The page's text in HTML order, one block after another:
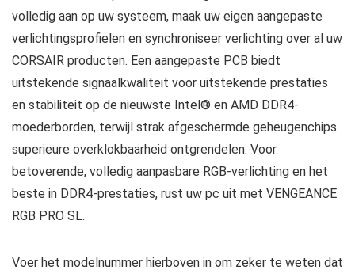
volledig aan op uw systeem, maak uw eigen aangepaste
verlichtingsprofielen en synchroniseer verlichting over al uw
CORSAIR producten. Een aangepaste PCB biedt
uitstekende signaalkwaliteit voor uitstekende prestaties
en stabiliteit op de nieuwste Intel® en AMD DDR4-
moederborden, terwijl strak afgeschermde geheugenchips
superieure overklokbaarheid ontgrendelen. Voor
betoverende, volledig aanpasbare RGB-verlichting en het
beste in DDR4-prestaties, rust uw pc uit met VENGEANCE
RGB PRO SL.
Voer het modelnummer hierboven in om zeker te weten dat